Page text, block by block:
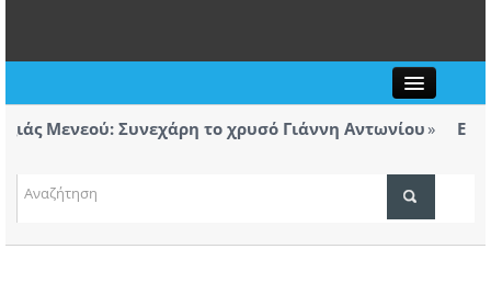
ΤΟΠΙΚΑ ΝΕΑ
Μενεού: Συνεχάρη το χρυσό Γιάννη Αντωνίου
τσιγάρα βρέθηκαν σε ταξί με προορισμό